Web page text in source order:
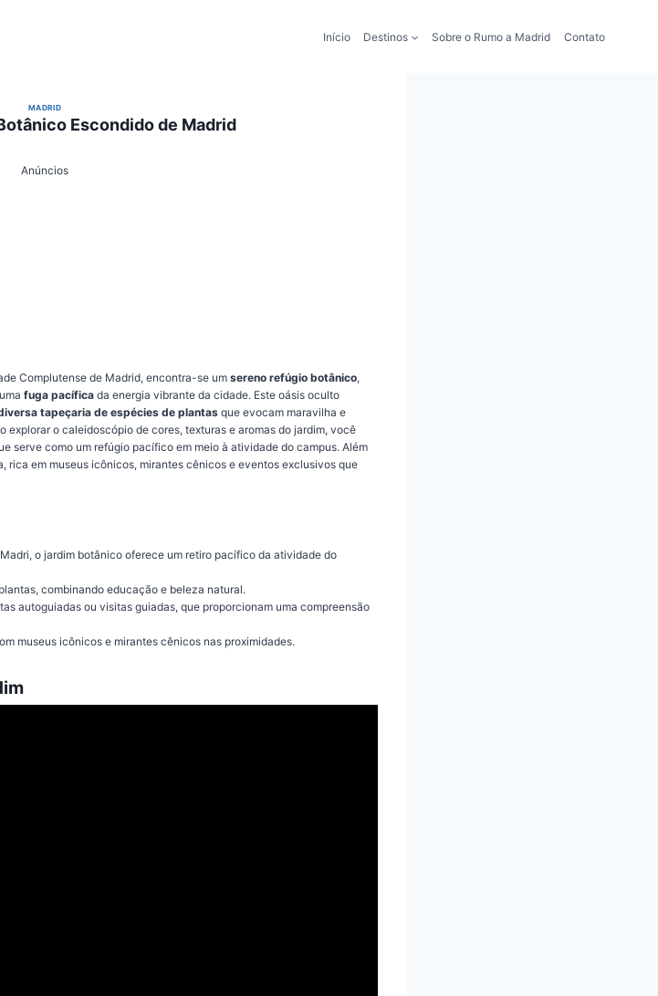
Início Destinos Sobre o Rumo a Madrid Contato
MADRID
Escondido de Madrid
Anúncios
Complutense de Madrid, encontra-se um sereno refúgio botânico,
fuga pacífica da energia vibrante da cidade. Este oásis oculto
tapeçaria de espécies de plantas que evocam maravilha e
explorar o caleidoscópio de cores, texturas e aromas do jardim, você
serve como um refúgio pacífico em meio à atividade do campus. Além
rica em museus icônicos, mirantes cênicos e eventos exclusivos que
o jardim botânico oferece um retiro pacífico da atividade do
combinando educação e beleza natural.
autoguiadas ou visitas guiadas, que proporcionam uma compreensão
museus icônicos e mirantes cênicos nas proximidades.